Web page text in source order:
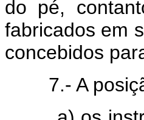
do pé,
fabricados em
concebidos
7.- A